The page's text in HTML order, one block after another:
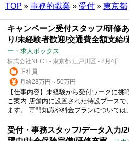
TOP » 事務的職業 » 受付 » 東京都
キャンペーン受付スタッフ/研修
り/未経験者歓迎/交通費全額支給/
ー：求人ボックス
株式会社NECT - 東京都 江戸川区 - 8月4日
正社員
月給23万円～50万円
【仕事内容】未経験から受付ワークに
ご案内 店舗内に設置された特設ブース
ます。 専門知識や料金プランについては
受付・事務スタッフ/データ入力/